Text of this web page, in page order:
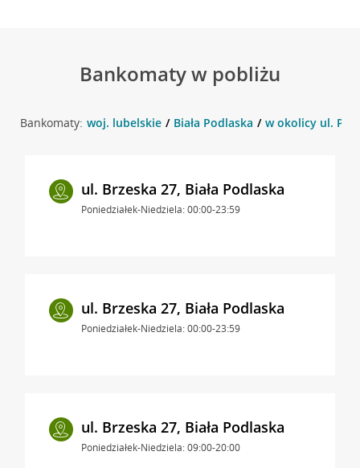
Bankomaty w pobliżu
Bankomaty: woj. lubelskie Biała Podlaska w okolicy ul.
ul. Brzeska 27, Biała Podlaska
Poniedziałek-Niedziela: 00:00-23:59
ul. Brzeska 27, Biała Podlaska
Poniedziałek-Niedziela: 00:00-23:59
ul. Brzeska 27, Biała Podlaska
Poniedziałek-Niedziela: 09:00-20:00